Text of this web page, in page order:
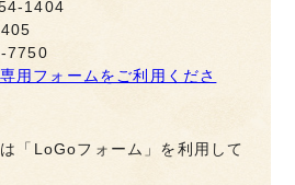
1404
7750
用フォームをご利用くださ
「LoGoフォーム」を利用して